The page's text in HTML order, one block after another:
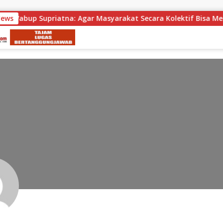
Agar Masyarakat Secara Kolektif Bisa Merayakan HUT RI